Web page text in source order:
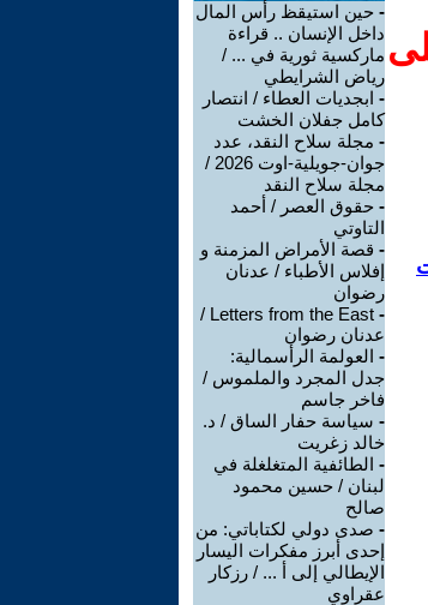
- حين استيقظ رأس المال
داخل الإنسان .. قراءة
ماركسية ثورية في ... /
رياض الشرايطي
- ابجديات العطاء / انتصار
كامل جفلان الخشت
- مجلة سلاح النقد، عدد
جوان-جويلية-اوت 2026 /
مجلة سلاح النقد
- حقوق العصر / أحمد
التاوتي
- قصة الأمراض المزمنة و
إفلاس الأطباء / عدنان
رضوان
-
Letters from the East /
عدنان رضوان
- العولمة الرأسمالية:
جدل المجرد والملموس /
فاخر جاسم
- سياسة حفار الساق / د.
خالد زغريت
- الطائفية المتغلغلة في
لبنان / حسين محمود
صالح
- صدى دولي لكتاباتي: من
إحدى أبرز مفكرات اليسار
الإيطالي إلى أ ... / رزكار
عقراوي